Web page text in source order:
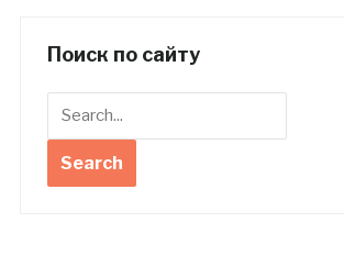
Поиск по сайту